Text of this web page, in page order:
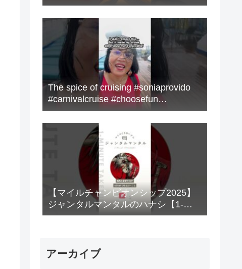
🇹🇷✨
The spice of cruising #soniaprovido
#carnivalcruise #choosefun
#adventure #cruise #fun
【マイルチャンピオンシップ2025】
ジャンタルマンタルのハナシ【1-
MINUTE】#競馬
アーカイブ